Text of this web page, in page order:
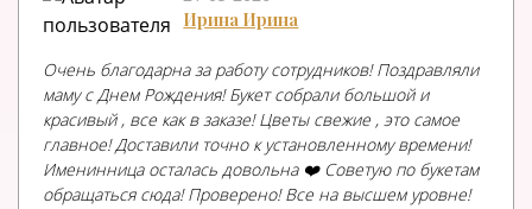
Ирина Ирина
Очень благодарна за работу сотрудников! Поздравляли
маму с Днем Рождения! Букет собрали большой и
красивый , все как в заказе! Цветы свежие , это самое
главное! Доставили точно к установленному времени!
Именинница осталась довольна ❤️ Советую по букетам
обращаться сюда! Проверено! Все на высшем уровне!